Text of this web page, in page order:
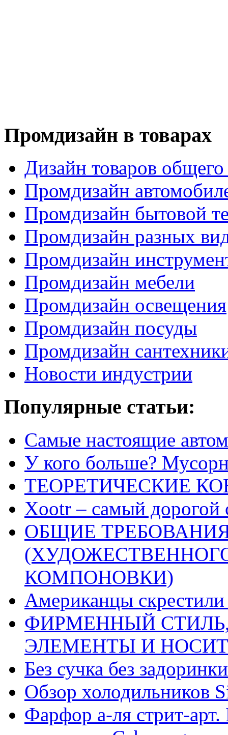
Промдизайн в товарах
Дизайн товаров общего
Промдизайн
Промдизайн бытовой
Промдизайн разных
Промдизайн
Промдизайн мебели
Промдизайн освещения
Промдизайн посуды
Промдизайн
Новости индустрии
Популярные статьи:
Самые настоящие
У кого больше?
ТЕОРЕТИЧЕСКИЕ
Xootr – самый дорогой
ОБЩИЕ
КОМПОНОВКИ)
Американцы
ФИРМЕННЫЙ
ЭЛЕМЕНТЫ И
Без сучка без
Обзор холодильников
Фарфор а-ля стрит-